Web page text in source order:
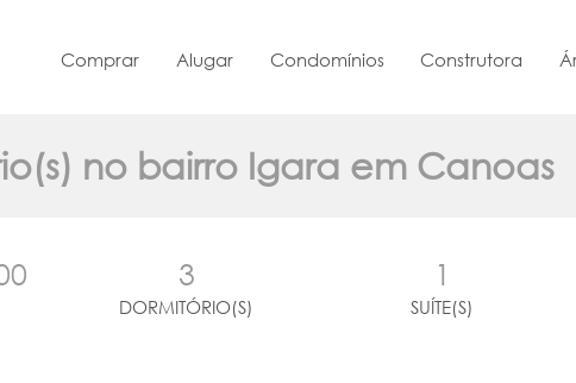
Comprar Alugar Condomínios Construtora
no bairro Igara em Canoas
3
DORMITÓRIO(S)
1
SUÍTE(S)